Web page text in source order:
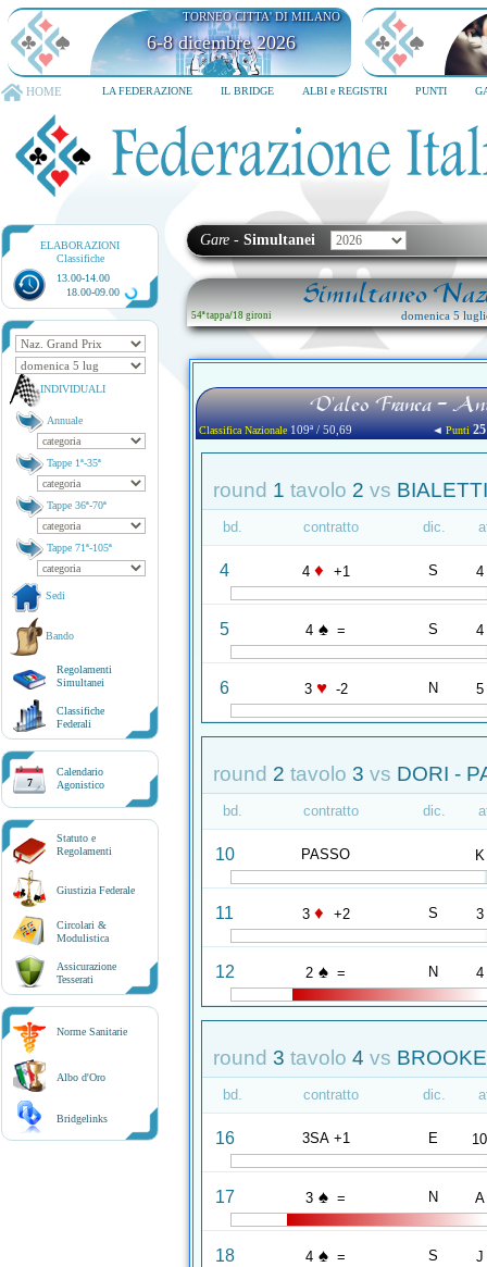
TORNEO CITTA' DI MILANO
6-8 dicembre 2026
HOME LA FEDERAZIONE IL BRIDGE ALBI e REGISTRI PUNTI
ELABORAZIONI
Classifiche
13.00-14.00
18.00-09.00
INDIVIDUALI
Annuale
Tappe 1ª-35ª
Tappe 36ª-70ª
Tappe 71ª-105ª
Sedi
Bando
Regolamenti
Simultanei
Classifiche
Federali
7
Calendario
Agonistico
Statuto e
Regolamenti
Giustizia Federale
Circolari &
Modulistica
Assicurazione
Tesserati
Norme Sanitarie
Albo d'Oro
Bridgelinks
Gare - Simultanei
Simultaneo
54ª tappa/18 gironi domenica 5
D'aleo Franca -
Classifica Nazionale109ª / 50,69 ◄Punti 25
round 1 tavolo 2 vs
bd. contratto dic.
4 4 ♦ +1 S 4
5 4 ♠ = S 4
6 3 ♥ -2 N 5
round 2 tavolo 3 vs DORI -
bd. contratto dic.
10 PASSO K
11 3 ♦ +2 S 3
12 2 ♠ = N 4
round 3 tavolo 4 vs
bd. contratto dic.
16 3SA +1 E 10
17 3 ♠ = N A
18 4 ♠ = S J